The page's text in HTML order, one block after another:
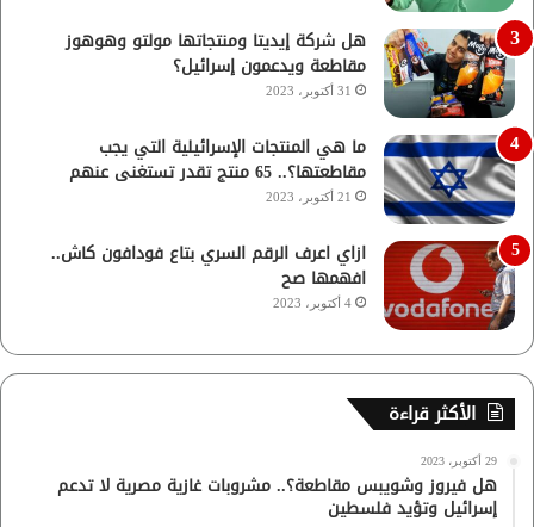
هل شركة إيديتا ومنتجاتها مولتو وهوهوز
مقاطعة ويدعمون إسرائيل؟
31 أكتوبر، 2023
ما هي المنتجات الإسرائيلية التي يجب
مقاطعتها؟.. 65 منتج تقدر تستغنى عنهم
21 أكتوبر، 2023
ازاي اعرف الرقم السري بتاع فودافون كاش..
افهمها صح
4 أكتوبر، 2023
الأكثر قراءة
29 أكتوبر، 2023
هل فيروز وشويبس مقاطعة؟.. مشروبات غازية مصرية لا تدعم
إسرائيل وتؤيد فلسطين